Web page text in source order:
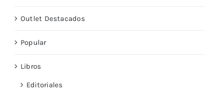
Outlet Destacados
Popular
Libros
Editoriales